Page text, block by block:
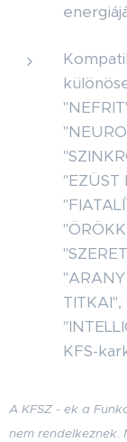
"EZÜST
KFS-
A KFSZ - ek a
nem